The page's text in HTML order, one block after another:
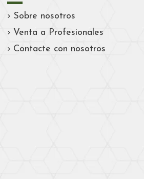
Sobre nosotros
Venta a Profesionales
Contacte con nosotros